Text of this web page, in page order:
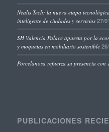
Nealis Tech: la nueva etapa
inteligente de ciudades y servicios 27/
SH Valencia Palace apuesta por la
y moquetas en mobiliario sostenible
Porcelanosa refuerza su presencia con
PUBLICACIONES